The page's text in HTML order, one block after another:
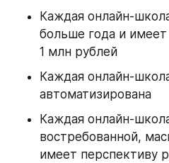
Каждая онлайн-
больше года и
1 млн рублей
Каждая онлайн-
автоматизирована
Каждая онлайн-
востребованной,
имеет перспективу